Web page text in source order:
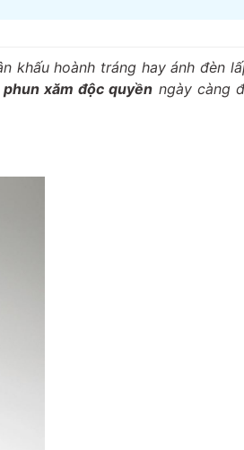
khấu hoành tráng hay ánh đèn
xăm độc quyền ngày càng